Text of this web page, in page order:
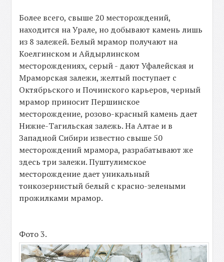
Более всего, свыше 20 месторождений,
находится на Урале, но добывают камень лишь
из 8 залежей. Белый мрамор получают на
Коелгинском и Айдырлинском
месторождениях, серый - дают Уфалейская и
Мраморская залежи, желтый поступает с
Октябрьского и Починского карьеров, черный
мрамор приносит Першинское
месторождение, розово-красный камень дает
Нижне-Тагильская залежь. На Алтае и в
Западной Сибири известно свыше 50
месторождений мрамора, разрабатывают же
здесь три залежи. Пуштулимское
месторождение дает уникальный
тонкозернистый белый с красно-зелеными
прожилками мрамор.
Фото 3.